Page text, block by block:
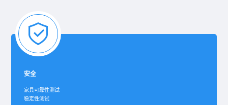
安全
家具可靠性测试
稳定性测试